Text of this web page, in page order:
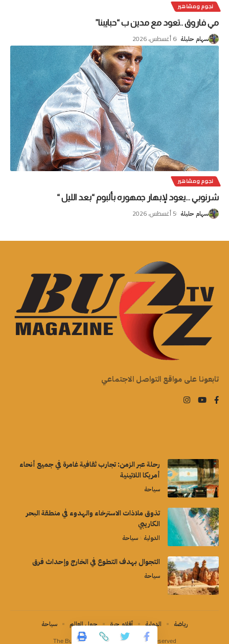
نجوم ومشاهير
مي فاروق ..تعود مع مدين ب “حبايبنا”
سهام حليلة 6 أغسطس، 2026
نجوم ومشاهير
شرنوبي …يعود لإبهار جمهوره بألبوم “بعد الليل “
سهام حليلة 5 أغسطس، 2026
تابعونا على مواقع التواصل الاجتماعي
رحلة عبر الزمن: تجارب ثقافية غامرة في جميع أنحاء
أمريكا اللاتينية
سياحة
تذوق ملاذات الاسترخاء والهدوء في منطقة البحر
الكاريبي
الدولية سياحة
التجوال بهدف التطوع في الخارج وإحداث فرق
سياحة
The Buzz Magazine©2026 all right Reserved
رياضة الدولية أقلام حرة حول العالم سياحة